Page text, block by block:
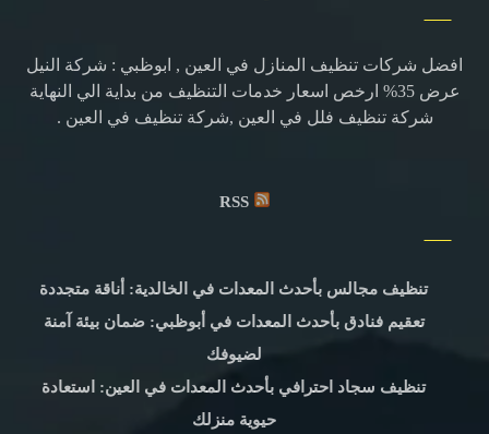
افضل شركات تنظيف المنازل في العين , ابوظبي : شركة النيل
عرض 35% ارخص اسعار خدمات التنظيف من بداية الي النهاية
شركة تنظيف فلل في العين ,شركة تنظيف في العين .
RSS
تنظيف مجالس بأحدث المعدات في الخالدية: أناقة متجددة
تعقيم فنادق بأحدث المعدات في أبوظبي: ضمان بيئة آمنة
لضيوفك
تنظيف سجاد احترافي بأحدث المعدات في العين: استعادة
حيوية منزلك